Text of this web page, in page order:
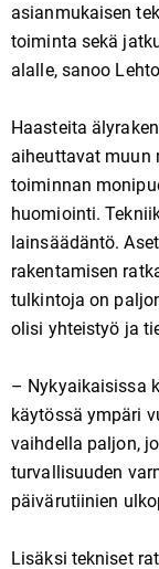
asianmukaisen
toiminta sekä
alalle, sanoo
Haasteita
aiheuttavat muun
toiminnan
huomiointi.
lainsäädäntö.
rakentamisen
tulkintoja on
olisi yhteistyö ja
– Nykyaikaisissa
käytössä ympäri
vaihdella paljon,
turvallisuuden
päivärutiinien
Lisäksi tekniset